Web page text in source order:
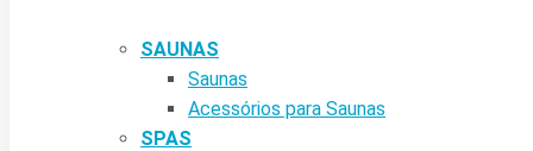
SAUNAS
Saunas
Acessórios para Saunas
SPAS